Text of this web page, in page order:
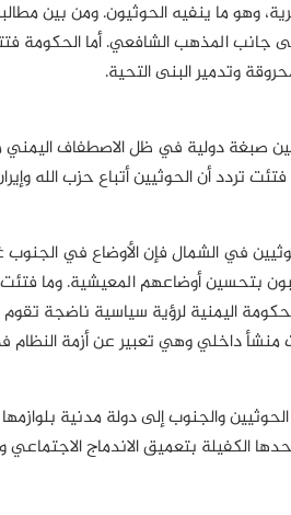
وهو ما ينفيه الحوثيون. ومن بين
إلى جانب المذهب الشافعي. أما
وتدمير البنى التحية.
صبغة دولية في ظل الاصطفاف
تردد أن الحوثيين أتباع حزب الله
بتحسين أوضاعهم المعيشية. وما فتئت
اليمنية لرؤية سياسية ناضجة
داخلي وهي تعبير عن أزمة النظام
والجنوب إلى دولة مدنية
الكفيلة بتعميق الاندماج الاجتماعي